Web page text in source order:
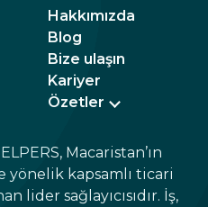
vaat etti.
Hakkımızda
Blog
Bize ulaşın
Kariyer
Özetler
Macaristan’ın
yönelik kapsamlı ticari
lider sağlayıcısıdır. İş,